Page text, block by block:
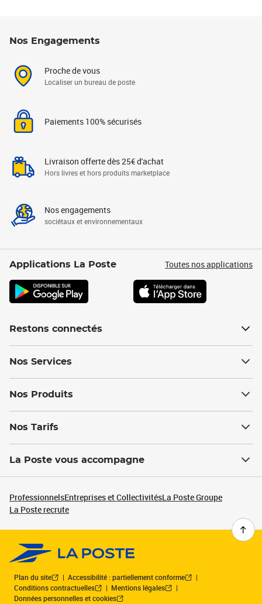
Nos Engagements
Proche de vous
Localiser un bureau de poste
Paiements 100% sécurisés
Livraison offerte dès 25€ d'achat
Hors livres et hors produits marketplace
Nos engagements
sociétaux et environnementaux
Applications La Poste Toutes nos applications
Restons connectés
Nos Services
Nos Produits
Nos Tarifs
La Poste vous accompagne
ProfessionnelsEntreprises et CollectivitésLa Poste Groupe
La Poste recrute
Plan du site
Accessibilité : partiellement conforme
Conditions contractuelles
Mentions légales
Données personnelles et cookies